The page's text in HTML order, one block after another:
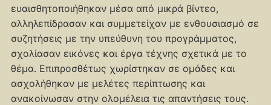
ευαισθητοποιήθηκαν μέσα από μικρά βίντεο,
αλληλεπίδρασαν και συμμετείχαν με ενθουσιασμό σε
συζητήσεις με την υπεύθυνη του προγράμματος,
σχολίασαν εικόνες και έργα τέχνης σχετικά με το
θέμα. Επιπροσθέτως χωρίστηκαν σε ομάδες και
ασχολήθηκαν με μελέτες περίπτωσης και
ανακοίνωσαν στην ολομέλεια τις απαντήσεις τους.